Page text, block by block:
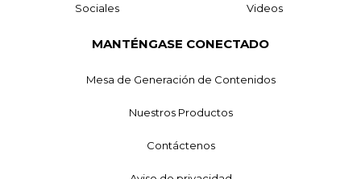
Sociales Videos
MANTÉNGASE CONECTADO
Mesa de Generación de Contenidos
Nuestros Productos
Contáctenos